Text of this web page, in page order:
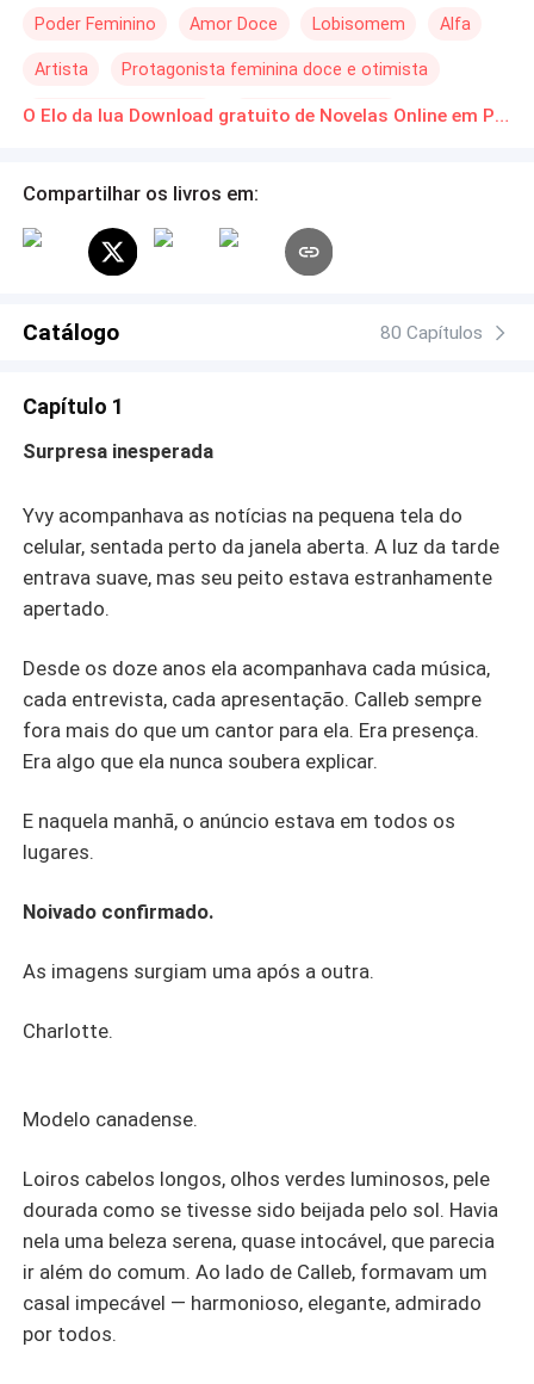
sempre esteve ao seu lado — precisa seguir um caminho
amor, lealdade e destino, Elo da Lua revela que nem todo
vínculo foi feito para durar para sempre — alguns existem
Poder Feminino Amor Doce Lobisomem Alfa
Artista Protagonista feminina doce e otimista
Amor à Primeira Vista Triângulo Amoroso O Elo da lua Download gratuito de Novelas Online em PDF
Compartilhar os livros em:
Catálogo 80 Capítulos
Capítulo 1
Surpresa inesperada
Yvy acompanhava as notícias na pequena tela do
celular, sentada perto da janela aberta. A luz da tarde
entrava suave, mas seu peito estava estranhamente
apertado.
Desde os doze anos ela acompanhava cada música,
cada entrevista, cada apresentação. Calleb sempre
fora mais do que um cantor para ela. Era presença.
Era algo que ela nunca soubera explicar.
E naquela manhã, o anúncio estava em todos os
lugares.
Noivado confirmado.
As imagens surgiam uma após a outra.
Charlotte.
Modelo canadense.
Loiros cabelos longos, olhos verdes luminosos, pele
dourada como se tivesse sido beijada pelo sol. Havia
nela uma beleza serena, quase intocável, que parecia
ir além do comum. Ao lado de Calleb, formavam um
casal impecável — harmonioso, elegante, admirado
por todos.